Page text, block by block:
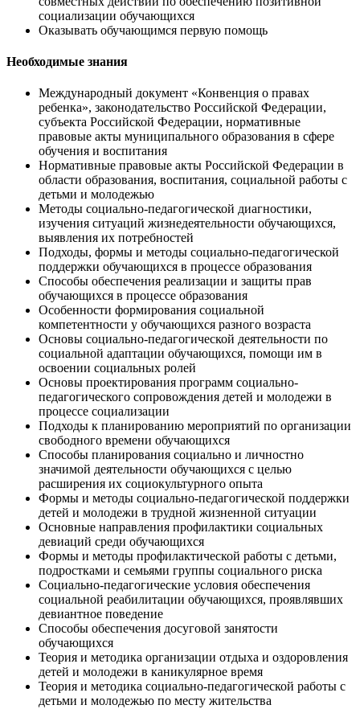
социализации обучающихся
Оказывать обучающимся первую помощь
Необходимые знания
Международный документ «Конвенция о правах
ребенка», законодательство Российской Федерации,
субъекта Российской Федерации, нормативные
правовые акты муниципального образования в сфере
обучения и воспитания
Нормативные правовые акты Российской Федерации в
области образования, воспитания, социальной работы с
детьми и молодежью
Методы социально-педагогической диагностики,
изучения ситуаций жизнедеятельности обучающихся,
выявления их потребностей
Подходы, формы и методы социально-педагогической
поддержки обучающихся в процессе образования
Способы обеспечения реализации и защиты прав
обучающихся в процессе образования
Особенности формирования социальной
компетентности у обучающихся разного возраста
Основы социально-педагогической деятельности по
социальной адаптации обучающихся, помощи им в
освоении социальных ролей
Основы проектирования программ социально-
педагогического сопровождения детей и молодежи в
процессе социализации
Подходы к планированию мероприятий по организации
свободного времени обучающихся
Способы планирования социально и личностно
значимой деятельности обучающихся с целью
расширения их социокультурного опыта
Формы и методы социально-педагогической поддержки
детей и молодежи в трудной жизненной ситуации
Основные направления профилактики социальных
девиаций среди обучающихся
Формы и методы профилактической работы с детьми,
подростками и семьями группы социального риска
Социально-педагогические условия обеспечения
социальной реабилитации обучающихся, проявлявших
девиантное поведение
Способы обеспечения досуговой занятости
обучающихся
Теория и методика организации отдыха и оздоровления
детей и молодежи в каникулярное время
Теория и методика социально-педагогической работы с
детьми и молодежью по месту жительства